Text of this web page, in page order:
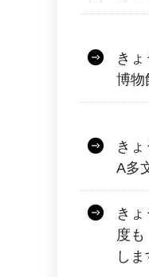
き
博物
き
A多
き
度
しま